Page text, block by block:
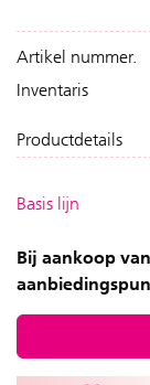
Artikel nummer.
Inventaris
Productdetails
Basis lijn
Bij aankoop